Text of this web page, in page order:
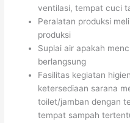
ventilasi, tempat cuci
Peralatan produksi
produksi
Suplai air apakah
berlangsung
Fasilitas kegiatan
ketersediaan sarana
toilet/jamban dengan
tempat sampah